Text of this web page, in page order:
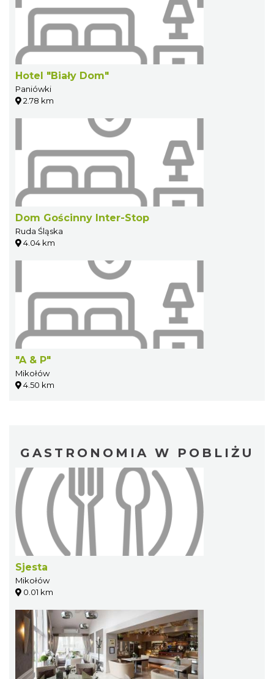
Hotel "Biały Dom"
Paniówki
2.78 km
Dom Gościnny Inter-Stop
Ruda Śląska
4.04 km
"A & P"
Mikołów
4.50 km
GASTRONOMIA W POBLIŻU
Sjesta
Mikołów
0.01 km